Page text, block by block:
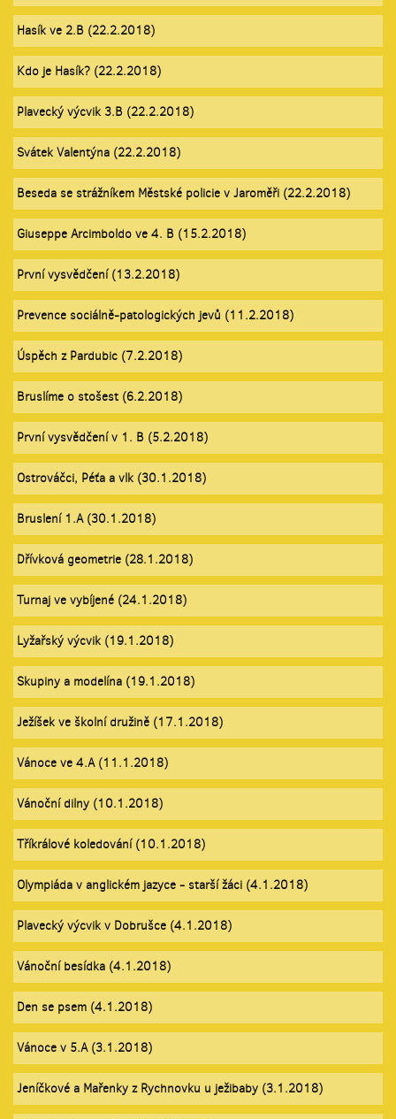
Hasík ve 2.B (22.2.2018)
Kdo je Hasík? (22.2.2018)
Plavecký výcvik 3.B (22.2.2018)
Svátek Valentýna (22.2.2018)
Beseda se strážníkem Městské policie v Jaroměři (22.2.2018)
Giuseppe Arcimboldo ve 4. B (15.2.2018)
První vysvědčení (13.2.2018)
Prevence sociálně-patologických jevů (11.2.2018)
Úspěch z Pardubic (7.2.2018)
Bruslíme o stošest (6.2.2018)
První vysvědčení v 1. B (5.2.2018)
Ostrováčci, Péťa a vlk (30.1.2018)
Bruslení 1.A (30.1.2018)
Dřívková geometrie (28.1.2018)
Turnaj ve vybíjené (24.1.2018)
Lyžařský výcvik (19.1.2018)
Skupiny a modelína (19.1.2018)
Ježíšek ve školní družině (17.1.2018)
Vánoce ve 4.A (11.1.2018)
Vánoční dilny (10.1.2018)
Tříkrálové koledování (10.1.2018)
Olympiáda v anglickém jazyce - starší žáci (4.1.2018)
Plavecký výcvik v Dobrušce (4.1.2018)
Vánoční besídka (4.1.2018)
Den se psem (4.1.2018)
Vánoce v 5.A (3.1.2018)
Jeníčkové a Mařenky z Rychnovku u ježibaby (3.1.2018)